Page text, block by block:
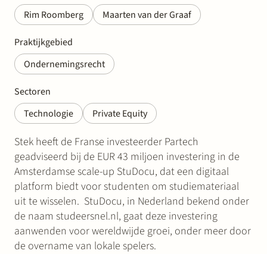
Rim Roomberg
Maarten van der Graaf
Praktijkgebied
Ondernemingsrecht
Sectoren
Technologie
Private Equity
Stek heeft de Franse investeerder Partech
geadviseerd bij de EUR 43 miljoen investering in de
Amsterdamse scale-up StuDocu, dat een digitaal
platform biedt voor studenten om studiemateriaal
uit te wisselen. StuDocu, in Nederland bekend onder
de naam studeersnel.nl, gaat deze investering
aanwenden voor wereldwijde groei, onder meer door
de overname van lokale spelers.